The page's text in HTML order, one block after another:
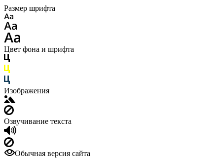
Размер шрифта
Цвет фона и шрифта
Изображения
Озвучивание текста
Обычная версия сайта